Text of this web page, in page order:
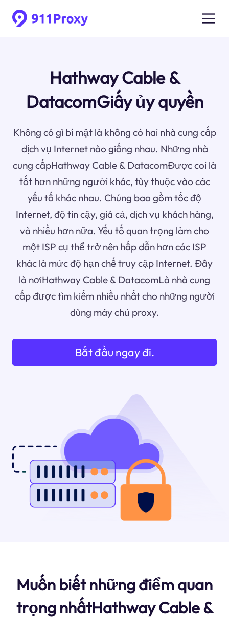
Hathway Cable &
DatacomGiấy ủy quyền
Không có gì bí mật là không có hai nhà cung cấp
dịch vụ Internet nào giống nhau. Những nhà
cung cấpHathway Cable & DatacomĐược coi là
tốt hơn những người khác, tùy thuộc vào các
yếu tố khác nhau. Chúng bao gồm tốc độ
Internet, độ tin cậy, giá cả, dịch vụ khách hàng,
và nhiều hơn nữa. Yếu tố quan trọng làm cho
một ISP cụ thể trở nên hấp dẫn hơn các ISP
khác là mức độ hạn chế truy cập Internet. Đây
là nơiHathway Cable & DatacomLà nhà cung
cấp được tìm kiếm nhiều nhất cho những người
dùng máy chủ proxy.
Bắt đầu ngay đi.
Muốn biết những điểm quan
trọng nhấtHathway Cable &